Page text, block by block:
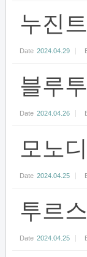
누진
Date 2024.04.29
블루
Date 2024.04.26
모노
Date 2024.04.25
투르
Date 2024.04.25